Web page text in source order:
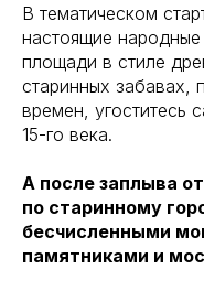
В тематическом
настоящие народные
площади в стиле
старинных забавах,
времен, угоститесь
15-го века.
А после заплыва
по старинному
бесчисленными
памятниками и